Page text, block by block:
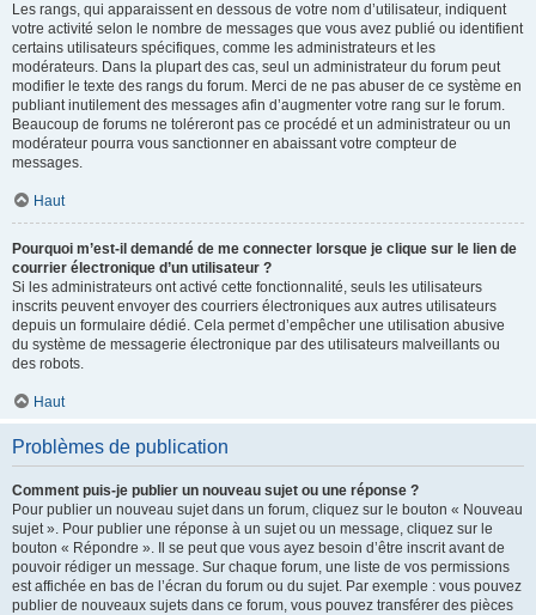
Les rangs, qui apparaissent en dessous de votre nom d’utilisateur, indiquent
votre activité selon le nombre de messages que vous avez publié ou identifient
certains utilisateurs spécifiques, comme les administrateurs et les
modérateurs. Dans la plupart des cas, seul un administrateur du forum peut
modifier le texte des rangs du forum. Merci de ne pas abuser de ce système en
publiant inutilement des messages afin d’augmenter votre rang sur le forum.
Beaucoup de forums ne toléreront pas ce procédé et un administrateur ou un
modérateur pourra vous sanctionner en abaissant votre compteur de
messages.
Haut
Pourquoi m’est-il demandé de me connecter lorsque je clique sur le lien de
courrier électronique d’un utilisateur ?
Si les administrateurs ont activé cette fonctionnalité, seuls les utilisateurs
inscrits peuvent envoyer des courriers électroniques aux autres utilisateurs
depuis un formulaire dédié. Cela permet d’empêcher une utilisation abusive
du système de messagerie électronique par des utilisateurs malveillants ou
des robots.
Haut
Problèmes de publication
Comment puis-je publier un nouveau sujet ou une réponse ?
Pour publier un nouveau sujet dans un forum, cliquez sur le bouton « Nouveau
sujet ». Pour publier une réponse à un sujet ou un message, cliquez sur le
bouton « Répondre ». Il se peut que vous ayez besoin d’être inscrit avant de
pouvoir rédiger un message. Sur chaque forum, une liste de vos permissions
est affichée en bas de l’écran du forum ou du sujet. Par exemple : vous pouvez
publier de nouveaux sujets dans ce forum, vous pouvez transférer des pièces